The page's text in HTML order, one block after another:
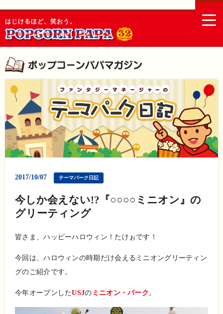
はじけるほど、笑おう。
2017/10/07 テーマパーク日記
今しか会えない!?『○○○○ミニオン』の
グリーティング
皆さま、ハッピーハロウィン！たけぉです！
今回は、ハロウィンの時期だけ会えるミニオングリーティン
グのご紹介です。
今年オープンしたUSJの ミニオン・パーク 。